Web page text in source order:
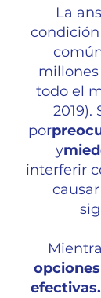
La
todo el
2019).
por
y
interferir
efectivas.